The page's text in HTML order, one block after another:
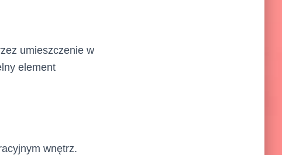
umieszczenie w
element
wnętrz.